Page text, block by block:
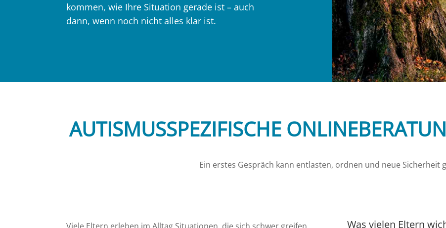
kommen, wie Ihre Situation gerade ist – auch
dann, wenn noch nicht alles klar ist.
AUTISMUSSPEZIFISCHE
Ein erstes Gespräch kann entlasten, ordnen und neue Sicherheit
Was vielen Eltern